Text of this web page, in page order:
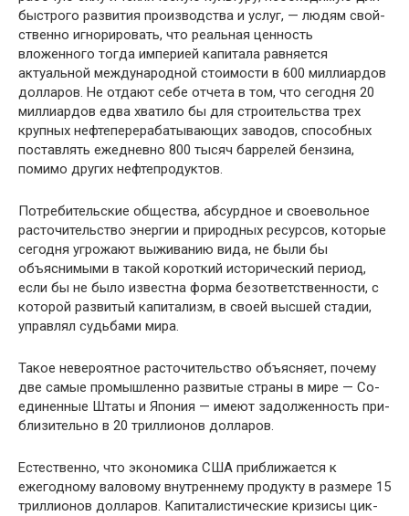
быстрого развития производства и услуг, — людям свой­
ственно игнорировать, что реальная ценность
вложенного тогда империей капитала равняется
актуальной междуна­родной стоимости в 600 миллиардов
долларов. Не отдают себе отчета в том, что сегодня 20
миллиардов едва хватило бы для строительства трех
крупных нефтеперерабатываю­щих заводов, способных
поставлять ежедневно 800 тысяч баррелей бензина,
помимо других нефтепродуктов.
Потребительские общества, абсурдное и своевольное
расточительство энергии и природных ресурсов, которые
сегодня угрожают выживанию вида, не были бы
объясни­мыми в такой короткий исторический период,
если бы не было известна форма безответственности, с
которой раз­витый капитализм, в своей высшей стадии,
управлял судь­бами мира.
Такое невероятное расточительство объясняет, почему
две самые промышленно развитые страны в мире — Со­
единенные Штаты и Япония — имеют задолженность при­
близительно в 20 триллионов долларов.
Естественно, что экономика США приближается к
ежегодному валовому внутреннему продукту в размере 15
триллионов долларов. Капиталистические кризисы цик-